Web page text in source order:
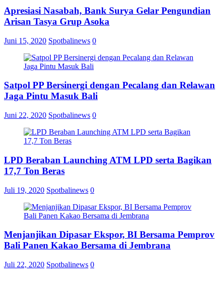
Apresiasi Nasabah, Bank Surya Gelar Pengundian
Arisan Tasya Grup Asoka
Juni 15, 2020 Spotbalinews 0
Satpol PP Bersinergi dengan Pecalang dan Relawan
Jaga Pintu Masuk Bali
Juni 22, 2020 Spotbalinews 0
LPD Beraban Launching ATM LPD serta Bagikan
17,7 Ton Beras
Juli 19, 2020 Spotbalinews 0
Menjanjikan Dipasar Ekspor, BI Bersama Pemprov
Bali Panen Kakao Bersama di Jembrana
Juli 22, 2020 Spotbalinews 0